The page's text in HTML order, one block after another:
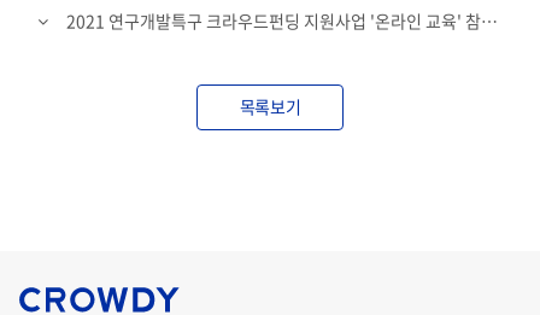
2021 연구개발특구 크라우드펀딩 지원사업 '온라인 교육' 참여자 모집
목록보기